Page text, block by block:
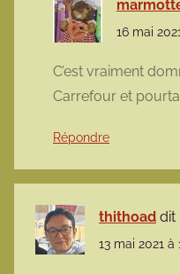
16 mai
C’est vraiment
Carrefour et
Répondre
thithoad dit :
13 mai 2021 à